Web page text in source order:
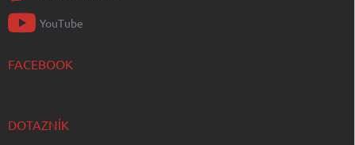
YouTube
FACEBOOK
DOTAZNÍK